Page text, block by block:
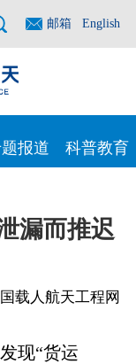
邮箱 English
报道 科普教育
漏而推迟
载人航天工程网
现“货运